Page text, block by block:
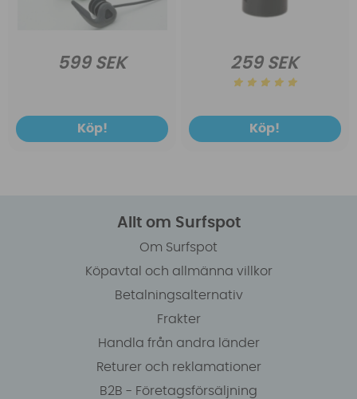
599 SEK
Köp!
259 SEK
Köp!
Allt om Surfspot
Om Surfspot
Köpavtal och allmänna villkor
Betalningsalternativ
Frakter
Handla från andra länder
Returer och reklamationer
B2B - Företagsförsäljning